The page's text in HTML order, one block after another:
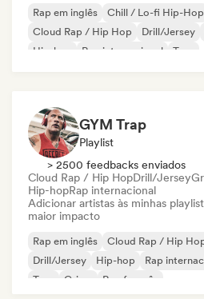
Rap em inglês
Chill / Lo-fi Hip-Hop
Cloud Rap / Hip Hop
Drill/Jersey
Hip-hop
Rap internacional Trap
GYM Trap
Playlist
> 2500 feedbacks enviados
Cloud Rap / Hip HopDrill/Jersey
Hip-hopRap internacional
Adicionar artistas às minhas
maior impacto
Rap em inglês
Cloud Rap / Hip
Drill/Jersey
Hip-hop
Rap
Trap
Grime Rap francês